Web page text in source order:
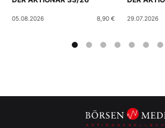
05.08.2026 8,90 € 29.07.2026